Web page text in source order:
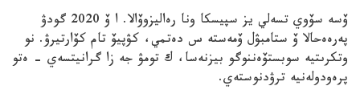
ۆسە سۆوي تسەلي يز سپيسكا ونا رەاليزوۆالا. ا ۆ 2020 گودۋ
پەرەەحالا ۆ ستامبۋل ۆمەستە س دەتمي، كۋپيۆ تام كۆارتيرۋ. نو
وتكرىتيە سوبستۆەننوگو بيزنەسا، ك تومۋ جە زا گرانيتسەي – ەتو
پرەودولەنيە ترۋدنوستەي.